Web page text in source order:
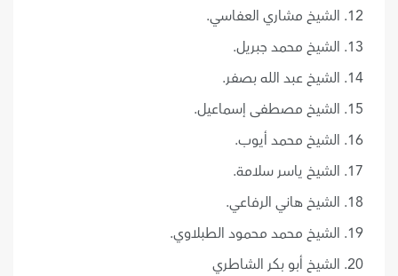
الشيخ مشاري العفاسي.
الشيخ محمد جبريل.
الشيخ عبد الله بصفر.
الشيخ مصطفى إسماعيل.
الشيخ محمد أيوب.
الشيخ ياسر سلامة.
الشيخ هاني الرفاعي.
الشيخ محمد محمود الطبلاوي.
الشيخ أبو بكر الشاطري